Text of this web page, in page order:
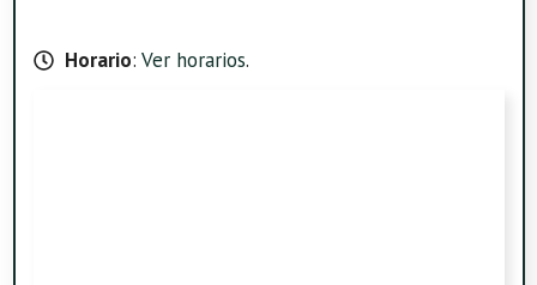
Horario: Ver horarios.